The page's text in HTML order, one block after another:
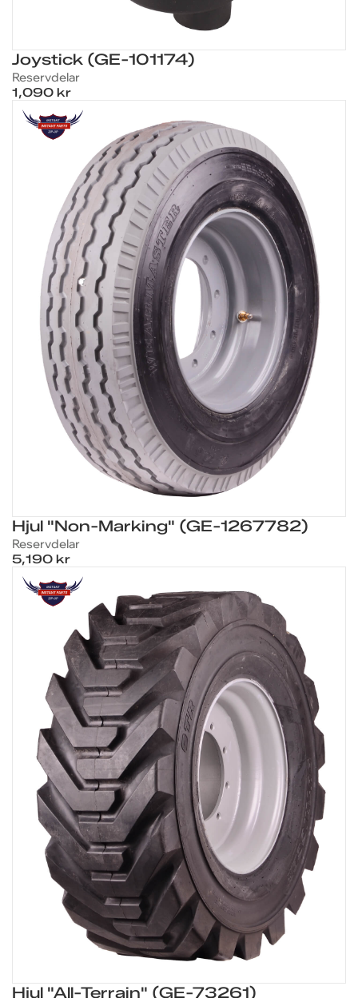
Joystick (GE-101174)
Reservdelar
1,090 kr
Hjul "Non-Marking" (GE-1267782)
Reservdelar
5,190 kr
Hjul "All-Terrain" (GE-73261)